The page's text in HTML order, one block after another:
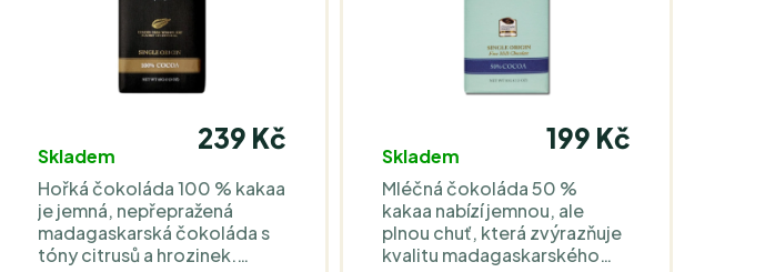
Skladem
239 Kč
Hořká čokoláda 100 % kakaa
je jemná, nepřepražená
madagaskarská čokoláda s
tóny citrusů a hrozinek.
Skladem
199 Kč
Mléčná čokoláda 50 %
kakaa nabízí jemnou, ale
plnou chuť, která zvýrazňuje
kvalitu madagaskarského